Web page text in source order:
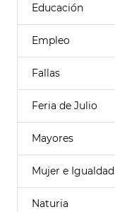
Educación
Empleo
Fallas
Feria de Julio
Mayores
Mujer e Igualdad
Naturia